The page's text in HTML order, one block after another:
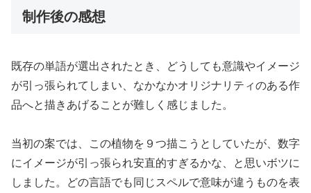
制作後の感想
既存の単語が選出されたとき、どうしても意識やイメージ
が引っ張られてしまい、なかなかオリジナリティのある作
品へと描きあげることが難しく感じました。
当初の案では、この植物を９つ描こうとしていたが、数字
にイメージが引っ張られ安直的すぎるかな、と思いボツに
しました。どの言語でも同じスペルで意味が違うものを表